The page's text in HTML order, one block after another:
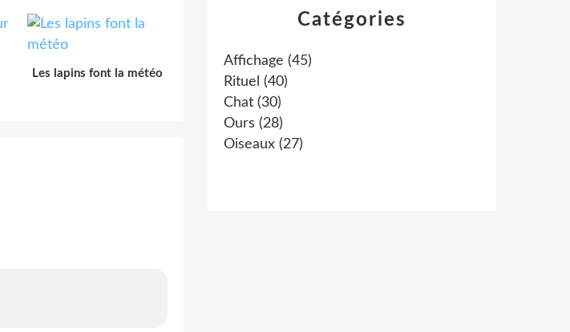
Les lapins font la météo
Catégories
Affichage (45)
Rituel (40)
Chat (30)
Ours (28)
Oiseaux (27)